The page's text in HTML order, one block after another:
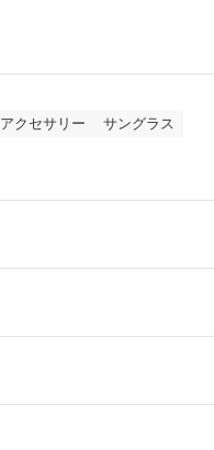
アクセサリー
サングラス